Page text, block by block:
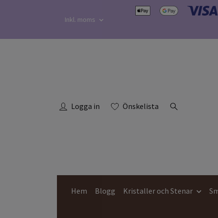
Inkl. moms
Logga in Önskelista
Hem Blogg Kristaller och Stenar